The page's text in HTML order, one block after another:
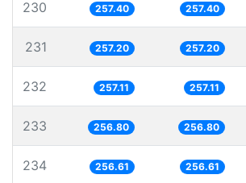
230 257.40 257.40
231 257.20 257.20
232 257.11 257.11
233 256.80 256.80
234 256.61 256.61